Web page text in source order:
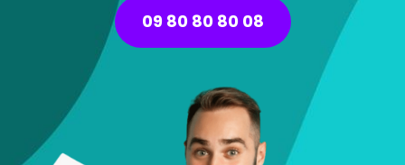
09 80 80 80 08